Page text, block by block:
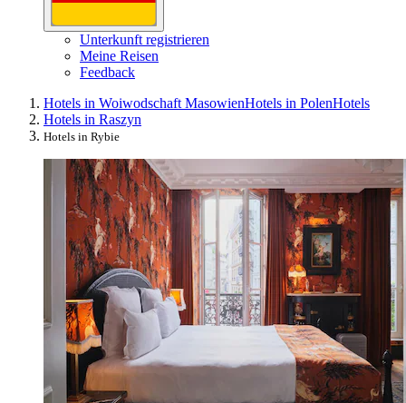
Unterkunft registrieren
Meine Reisen
Feedback
Hotels in Woiwodschaft MasowienHotels in PolenHotels
Hotels in Raszyn
Hotels in Rybie